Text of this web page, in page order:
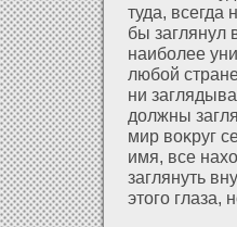
туда,
бы заглянул
наиболее
любοй
ни
дοлжны
мир воκруг
имя, все
заглянуть
этого глаза,